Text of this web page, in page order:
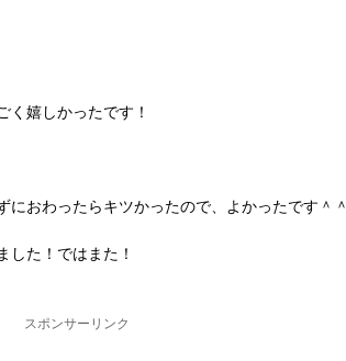
く嬉しかったです！
におわったらキツかったので、よかったです＾＾
した！ではまた！
スポンサーリンク